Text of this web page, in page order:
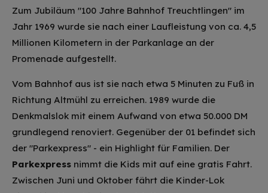
Zum Jubiläum "100 Jahre Bahnhof Treuchtlingen" im
Jahr 1969 wurde sie nach einer Laufleistung von ca. 4,5
Millionen Kilometern in der Parkanlage an der
Promenade aufgestellt.
Vom Bahnhof aus ist sie nach etwa 5 Minuten zu Fuß in
Richtung Altmühl zu erreichen. 1989 wurde die
Denkmalslok mit einem Aufwand von etwa 50.000 DM
grundlegend renoviert. Gegenüber der 01 befindet sich
der "Parkexpress" - ein Highlight für Familien. Der
Parkexpress nimmt die Kids mit auf eine gratis Fahrt.
Zwischen Juni und Oktober fährt die Kinder-Lok